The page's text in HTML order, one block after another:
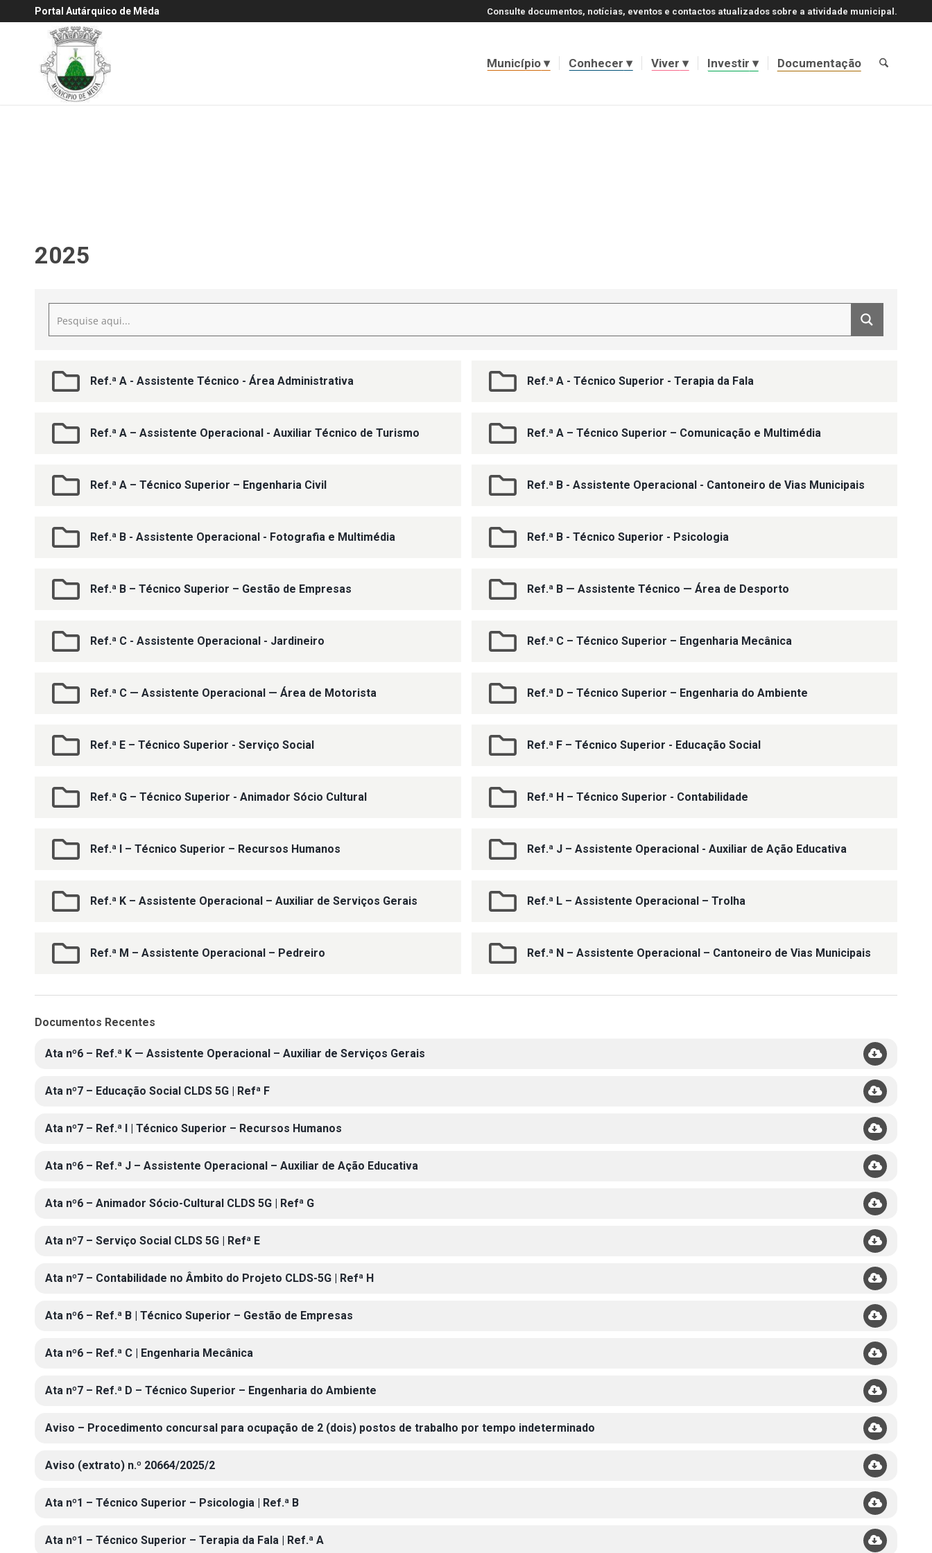
Portal Autárquico de Mêda Consulte documentos, notícias, eventos e contactos atualizados sobre a atividade municipal.
Município Conhecer Viver Investir Documentação
2025
Ref.ª A - Assistente Técnico - Área Administrativa Ref.ª A - Técnico Superior - Terapia da Fala
Ref.ª A – Assistente Operacional - Auxiliar Técnico de Turismo Ref.ª A – Técnico Superior – Comunicação e Multimédia
Ref.ª A – Técnico Superior – Engenharia Civil Ref.ª B - Assistente Operacional - Cantoneiro de Vias Municipais
Ref.ª B - Assistente Operacional - Fotografia e Multimédia Ref.ª B - Técnico Superior - Psicologia
Ref.ª B – Técnico Superior – Gestão de Empresas Ref.ª B — Assistente Técnico — Área de Desporto
Ref.ª C - Assistente Operacional - Jardineiro Ref.ª C – Técnico Superior – Engenharia Mecânica
Ref.ª C — Assistente Operacional — Área de Motorista Ref.ª D – Técnico Superior – Engenharia do Ambiente
Ref.ª E – Técnico Superior - Serviço Social Ref.ª F – Técnico Superior - Educação Social
Ref.ª G – Técnico Superior - Animador Sócio Cultural Ref.ª H – Técnico Superior - Contabilidade
Ref.ª I – Técnico Superior – Recursos Humanos Ref.ª J – Assistente Operacional - Auxiliar de Ação Educativa
Ref.ª K – Assistente Operacional – Auxiliar de Serviços Gerais Ref.ª L – Assistente Operacional – Trolha
Ref.ª M – Assistente Operacional – Pedreiro Ref.ª N – Assistente Operacional – Cantoneiro de Vias Municipais
Documentos Recentes
Ata nº6 – Ref.ª K — Assistente Operacional – Auxiliar de Serviços Gerais
Ata nº7 – Educação Social CLDS 5G | Refª F
Ata nº7 – Ref.ª I | Técnico Superior – Recursos Humanos
Ata nº6 – Ref.ª J – Assistente Operacional – Auxiliar de Ação Educativa
Ata nº6 – Animador Sócio-Cultural CLDS 5G | Refª G
Ata nº7 – Serviço Social CLDS 5G | Refª E
Ata nº7 – Contabilidade no Âmbito do Projeto CLDS-5G | Refª H
Ata nº6 – Ref.ª B | Técnico Superior – Gestão de Empresas
Ata nº6 – Ref.ª C | Engenharia Mecânica
Ata nº7 – Ref.ª D – Técnico Superior – Engenharia do Ambiente
Aviso – Procedimento concursal para ocupação de 2 (dois) postos de trabalho por tempo indeterminado
Aviso (extrato) n.º 20664/2025/2
Ata nº1 – Técnico Superior – Psicologia | Ref.ª B
Ata nº1 – Técnico Superior – Terapia da Fala | Ref.ª A